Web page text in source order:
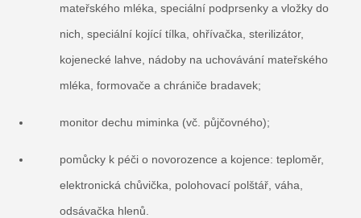
mateřského mléka, speciální podprsenky a vložky do
nich, speciální kojící tílka, ohřívačka, sterilizátor,
kojenecké lahve, nádoby na uchovávání mateřského
mléka, formovače a chrániče bradavek;
monitor dechu miminka (vč. půjčovného);
pomůcky k péči o novorozence a kojence: teploměr,
elektronická chůvička, polohovací polštář, váha,
odsávačka hlenů.